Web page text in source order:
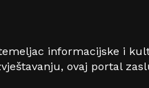
informacijske i
ovaj portal